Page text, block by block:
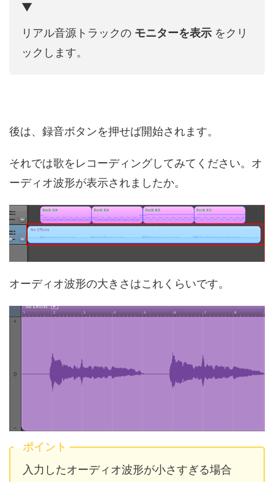
▼
リアル音源トラックの モニターを表示 をクリ
ックします。
後は、録音ボタンを押せば開始されます。
それでは歌をレコーディングしてみてください。オ
ーディオ波形が表示されましたか。
オーディオ波形の大きさはこれくらいです。
ポイント
入力したオーディオ波形が小さすぎる場合